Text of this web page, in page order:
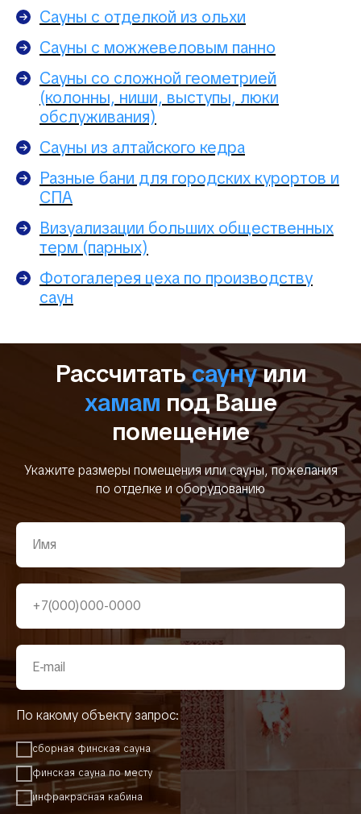
Сауны с отделкой из ольхи
Сауны с можжевеловым панно
Сауны со сложной геометрией
(колонны, ниши, выступы, люки
обслуживания)
Сауны из алтайского кедра
Разные бани для городских курортов и
СПА
Визуализации больших общественных
терм (парных)
Фотогалерея цеха по производству
саун
Рассчитатьсаунуили
хамам под Ваше
помещение
Укажите размеры помещения или сауны, пожелания
по отделке и оборудованию
По какому объекту запрос:
сборная финская сауна
финская сауна по месту
инфракрасная кабина